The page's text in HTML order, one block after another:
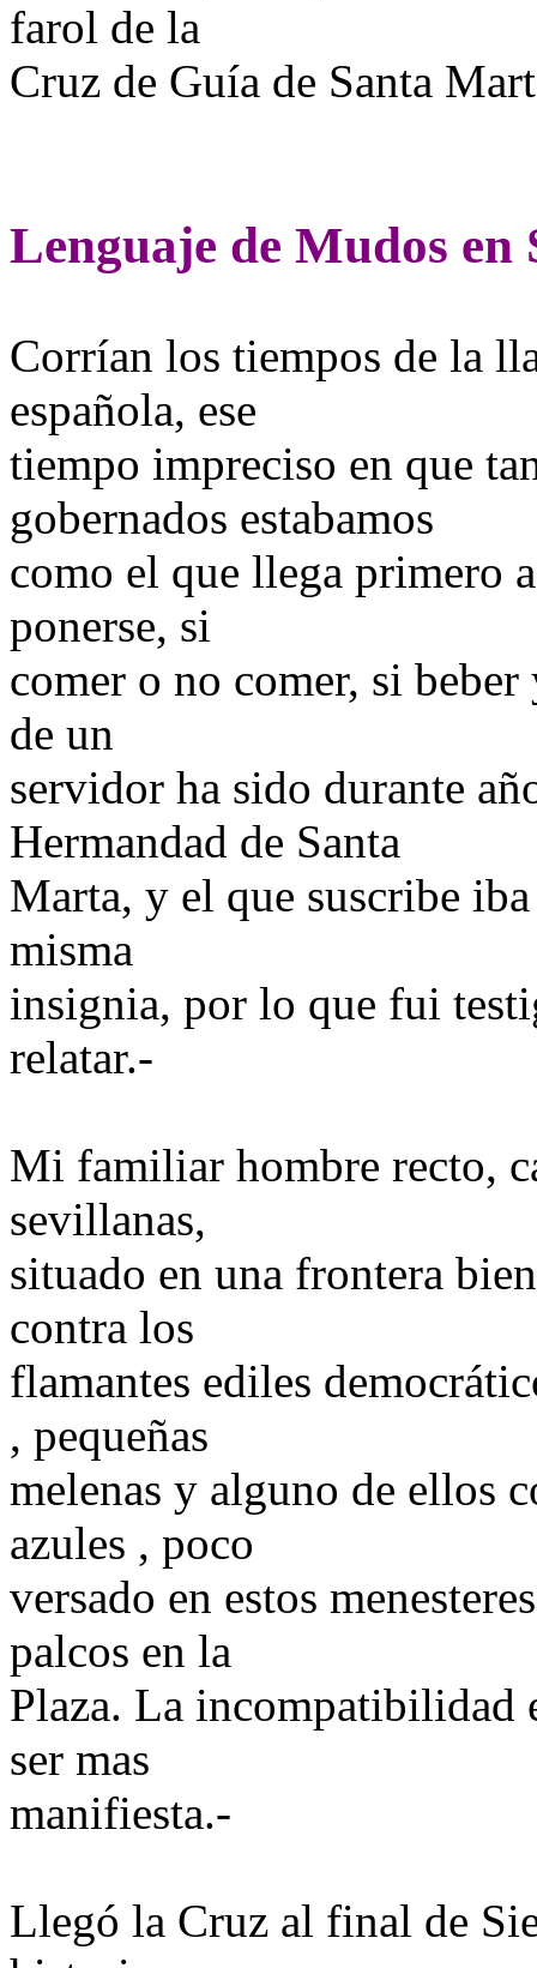
farol de la
Cruz de Guía de Santa
Lenguaje de Mudos
Corrían los tiempos de la
española, ese
tiempo impreciso en que
gobernados estabamos
como el que llega primero
ponerse, si
comer o no comer, si
de un
servidor ha sido durante
Hermandad de Santa
Marta, y el que suscribe
misma
insignia, por lo que fui
relatar.-
Mi familiar hombre recto,
sevillanas,
situado en una frontera
contra los
flamantes ediles
, pequeñas
melenas y alguno de ellos
azules , poco
versado en estos
palcos en la
Plaza. La incompatibilidad
ser mas
manifiesta.-
Llegó la Cruz al final de